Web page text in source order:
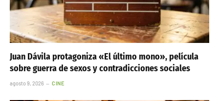
Juan Dávila protagoniza «El último mono», película
sobre guerra de sexos y contradicciones sociales
agosto 9, 2026 CINE